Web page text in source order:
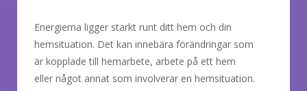
Energierna ligger starkt runt ditt hem och din
hemsituation. Det kan innebära förändringar som
är kopplade till hemarbete, arbete på ett hem
eller något annat som involverar en hemsituation.